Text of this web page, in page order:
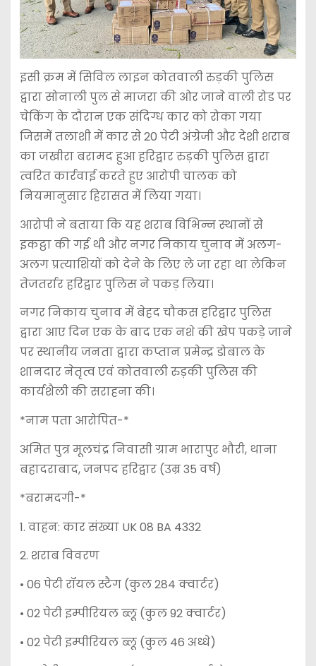
इसी क्रम में सिविल लाइन कोतवाली रुड़की पुलिस
द्वारा सोनाली पुल से माजरा की ओर जाने वाली रोड पर
चेकिंग के दौरान एक संदिग्ध कार को रोका गया
जिसमें तलाशी में कार से 20 पेटी अंग्रेजी और देशी शराब
का जखीरा बरामद हुआ हरिद्वार रुड़की पुलिस द्वारा
त्वरित कार्रवाई करते हुए आरोपी चालक को
नियमानुसार हिरासत में लिया गया।
आरोपी ने बताया कि यह शराब विभिन्न स्थानों से
इकट्ठा की गई थी और नगर निकाय चुनाव में अलग-
अलग प्रत्याशियों को देने के लिए ले जा रहा था लेकिन
तेजतर्रार हरिद्वार पुलिस ने पकड़ लिया।
नगर निकाय चुनाव में बेहद चौकस हरिद्वार पुलिस
द्वारा आए दिन एक के बाद एक नशे की खेप पकड़े जाने
पर स्थानीय जनता द्वारा कप्तान प्रमेन्द्र डोबाल के
शानदार नेतृत्व एवं कोतवाली रुड़की पुलिस की
कार्यशैली की सराहना की।
*नाम पता आरोपित-*
अमित पुत्र मूलचंद्र निवासी ग्राम भारापुर भौरी, थाना
बहादराबाद, जनपद हरिद्वार (उम्र 35 वर्ष)
*बरामदगी-*
1. वाहन: कार संख्या UK 08 BA 4332
2. शराब विवरण
• 06 पेटी रॉयल स्टैग (कुल 284 क्वार्टर)
• 02 पेटी इम्पीरियल ब्लू (कुल 92 क्वार्टर)
• 02 पेटी इम्पीरियल ब्लू (कुल 46 अध्धे)